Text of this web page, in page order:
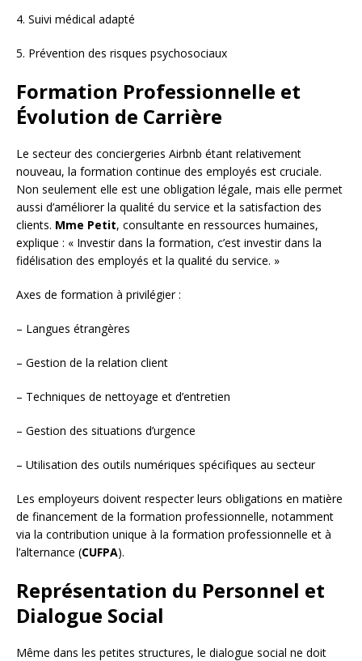
4. Suivi médical adapté
5. Prévention des risques psychosociaux
Formation Professionnelle et
Évolution de Carrière
Le secteur des conciergeries Airbnb étant relativement
nouveau, la formation continue des employés est cruciale.
Non seulement elle est une obligation légale, mais elle permet
aussi d’améliorer la qualité du service et la satisfaction des
clients. Mme Petit, consultante en ressources humaines,
explique : « Investir dans la formation, c’est investir dans la
fidélisation des employés et la qualité du service. »
Axes de formation à privilégier :
– Langues étrangères
– Gestion de la relation client
– Techniques de nettoyage et d’entretien
– Gestion des situations d’urgence
– Utilisation des outils numériques spécifiques au secteur
Les employeurs doivent respecter leurs obligations en matière
de financement de la formation professionnelle, notamment
via la contribution unique à la formation professionnelle et à
l’alternance (CUFPA).
Représentation du Personnel et
Dialogue Social
Même dans les petites structures, le dialogue social ne doit